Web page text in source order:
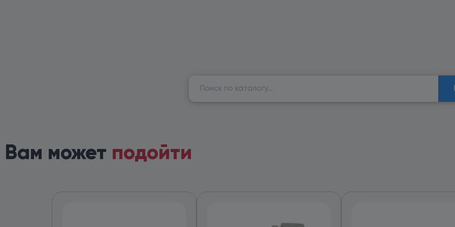
Вам может подойти